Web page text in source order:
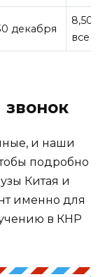
декабря
все
звонок
и наши
подробно
Китая и
именно для
в КНР